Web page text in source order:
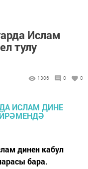
Ислам
тулу
1306 0 0
динен кабул
бара.